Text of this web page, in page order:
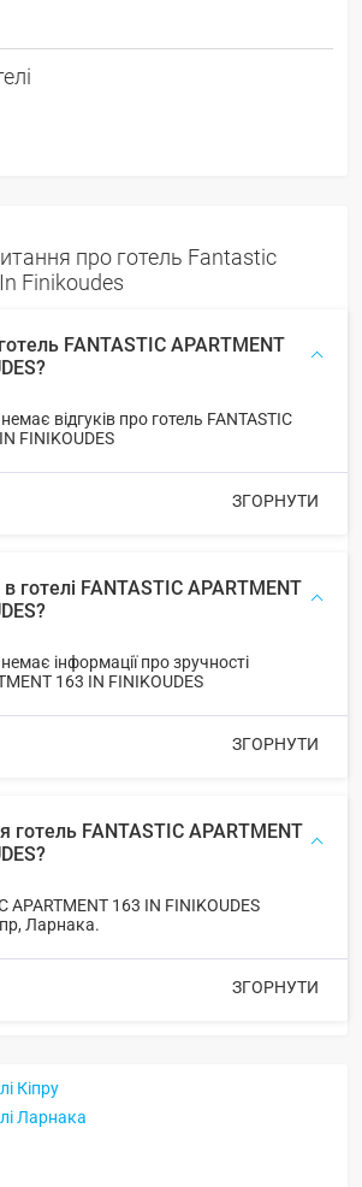
про готель Fantastic
Finikoudes
FANTASTIC APARTMENT
відгуків про готель FANTASTIC
FINIKOUDES
ЗГОРНУТИ
в готелі FANTASTIC APARTMENT
інформації про зручності
163 IN FINIKOUDES
ЗГОРНУТИ
готель FANTASTIC APARTMENT
APARTMENT 163 IN FINIKOUDES
Ларнака.
ЗГОРНУТИ
Кіпру
Ларнака